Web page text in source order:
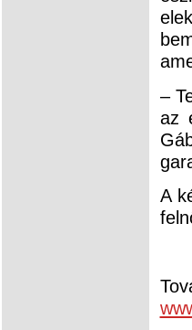
–
az
A